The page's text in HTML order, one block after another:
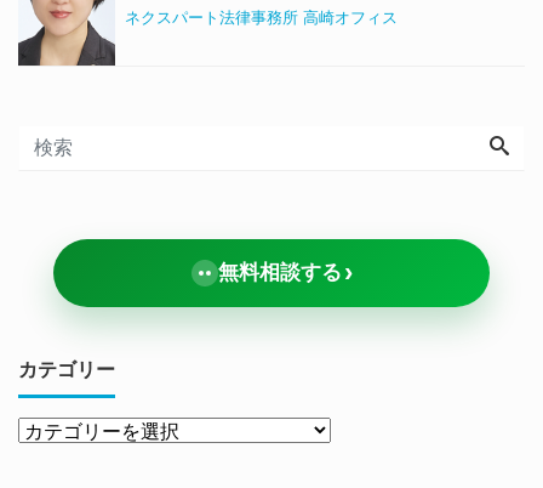
ネクスパート法律事務所 高崎オフィス
無料相談する ›
カテゴリー